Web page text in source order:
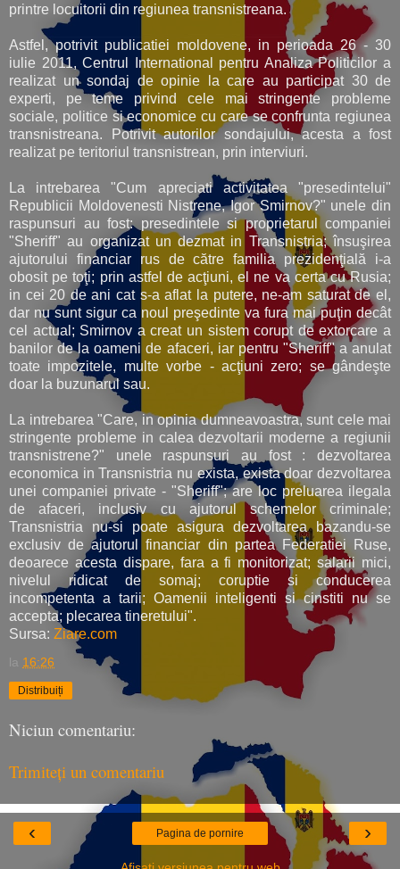
printre locuitorii din regiunea transnistreana.
Astfel, potrivit publicatiei moldovene, in perioada 26 - 30
iulie 2011, Centrul International pentru Analiza Politicilor a
realizat un sondaj de opinie la care au participat 30 de
experti, pe teme privind cele mai stringente probleme
sociale, politice si economice cu care se confrunta regiunea
transnistreana. Potrivit autorilor sondajului, acesta a fost
realizat pe teritoriul transnistrean, prin interviuri.
La intrebarea "Cum apreciati activitatea "presedintelui"
Republicii Moldovenesti Nistrene, Igor Smirnov?" unele din
raspunsuri au fost: presedintele si proprietarul companiei
"Sheriff" au organizat un dezmat in Transnistria; însuşirea
ajutorului financiar rus de către familia prezidenţială i-a
obosit pe toţi; prin astfel de acţiuni, el ne va certa cu Rusia;
in cei 20 de ani cat s-a aflat la putere, ne-am saturat de el,
dar nu sunt sigur ca noul preşedinte va fura mai puţin decât
cel actual; Smirnov a creat un sistem corupt de extorcare a
banilor de la oameni de afaceri, iar pentru "Sheriff" a anulat
toate impozitele, multe vorbe - acţiuni zero; se gândeşte
doar la buzunarul sau.
La intrebarea "Care, in opinia dumneavoastra, sunt cele mai
stringente probleme in calea dezvoltarii moderne a regiunii
transnistrene?" unele raspunsuri au fost : dezvoltarea
economica in Transnistria nu exista, exista doar dezvoltarea
unei companiei private - "Sheriff"; are loc preluarea ilegala
de afaceri, inclusiv cu ajutorul schemelor criminale;
Transnistria nu-si poate asigura dezvoltarea bazandu-se
exclusiv de ajutorul financiar din partea Federatiei Ruse,
deoarece acesta dispare, fara a fi monitorizat; salarii mici,
nivelul ridicat de somaj; coruptie si conducerea
incompetenta a tarii; Oamenii inteligenti si cinstiti nu se
accepta; plecarea tineretului".
Sursa: Ziare.com
la 16:26
Distribuiți
Niciun comentariu:
Trimiteți un comentariu
‹ ›
Pagina de pornire